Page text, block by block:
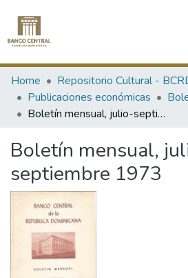
Communities & Collections
All of DSpace
Home
Repositorio Cultural -
Publicaciones económicas
Boletín mensual, julio-septiembre 1973
Boletín mensual,
septiembre 1973